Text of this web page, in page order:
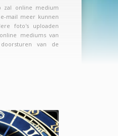
zal online medium
mail meer kunnen
foto's uploaden
mediums van
van de